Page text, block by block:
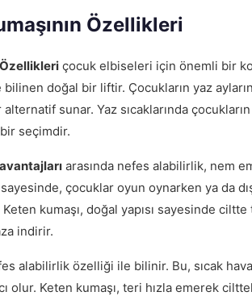
Özellikleri
Özellikleri çocuk elbiseleri için önemli bir
bilinen doğal bir liftir. Çocukların yaz
alternatif sunar. Yaz sıcaklarında
seçimdir.
arasında nefes alabilirlik, nem
çocuklar oyun oynarken ya da
kumaşı, doğal yapısı sayesinde
indirir.
alabilirlik özelliği ile bilinir. Bu, sıcak
olur. Keten kumaşı, teri hızla emerek